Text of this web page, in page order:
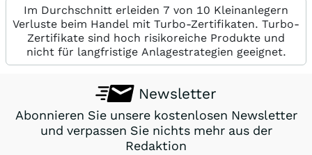
Im Durchschnitt erleiden 7 von 10 Kleinanlegern
Verluste beim Handel mit Turbo-Zertifikaten. Turbo-
Zertifikate sind hoch risikoreiche Produkte und
nicht für langfristige Anlagestrategien geeignet.
Newsletter
Abonnieren Sie unsere kostenlosen Newsletter
und verpassen Sie nichts mehr aus der
Redaktion